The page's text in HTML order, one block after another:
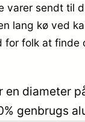
sendt
lang kø ved
folk at finde
diameter
genbrugs